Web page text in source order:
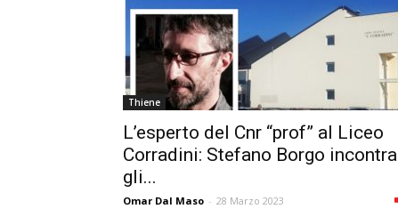
Thiene
L’esperto del Cnr “prof” al Liceo
Corradini: Stefano Borgo incontra
gli...
Omar Dal Maso - 28 Marzo 2023